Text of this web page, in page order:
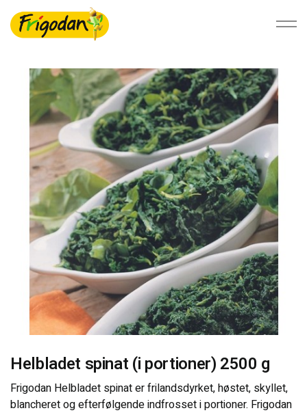
Foodservice
Detail
Bæredygtighed
Om Ardo NV
Ardo.com
KONTAKT OS
Helbladet spinat (i portioner) 2500 g
Frigodan Helbladet spinat er frilandsdyrket, høstet, skyllet,
blancheret og efterfølgende indfrosset i portioner. Frigodan